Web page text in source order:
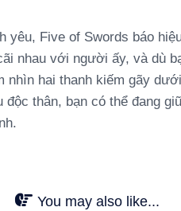
yêu, Five of Swords báo
nhau với người ấy, và dù
nhìn hai thanh kiếm gãy
độc thân, bạn có thể đang
You may also like...